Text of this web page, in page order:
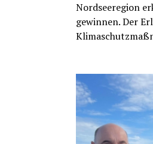
Nordseeregion
gewinnen. Der